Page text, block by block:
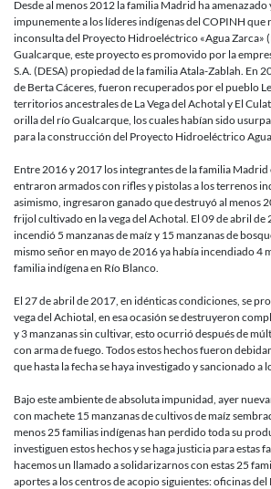
Desde al menos 2012 la familia Madrid ha amenazado
impunemente a los líderes indígenas del COPINH que
inconsulta del Proyecto Hidroeléctrico «Agua Zarca»
Gualcarque, este proyecto es promovido por la
S.A. (DESA) propiedad de la familia Atala-Zablah. En
de Berta Cáceres, fueron recuperados por el pueblo
territorios ancestrales de La Vega del Achotal y El
orilla del río Gualcarque, los cuales habían sido
para la construcción del Proyecto Hidroeléctrico Agua
Entre 2016 y 2017 los integrantes de la familia Madrid
entraron armados con rifles y pistolas a los terrenos
asimismo, ingresaron ganado que destruyó al menos
frijol cultivado en la vega del Achotal. El 09 de abril
incendió 5 manzanas de maíz y 15 manzanas de
mismo señor en mayo de 2016 ya había incendiado 4
familia indígena en Río Blanco.
El 27 de abril de 2017, en idénticas condiciones, se
vega del Achiotal, en esa ocasión se destruyeron
y 3 manzanas sin cultivar, esto ocurrió después de
con arma de fuego. Todos estos hechos fueron
que hasta la fecha se haya investigado y sancionado a
Bajo este ambiente de absoluta impunidad, ayer
con machete 15 manzanas de cultivos de maíz
menos 25 familias indígenas han perdido toda su
investiguen estos hechos y se haga justicia para estas
hacemos un llamado a solidarizarnos con estas 25
aportes a los centros de acopio siguientes: oficinas del